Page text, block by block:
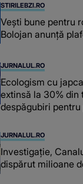
STIRILEBZI.RO
Vești bune pentru
Bolojan anunță
JURNALUL.RO
Ecologism cu
extinsă la 30% din
despăgubiri
JURNALUL.RO
Investigație,
dispărut milioane